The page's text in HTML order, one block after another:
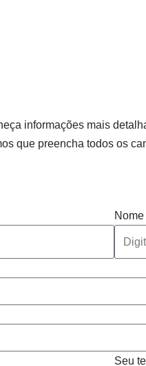
informações mais
que preencha todos os
Seu